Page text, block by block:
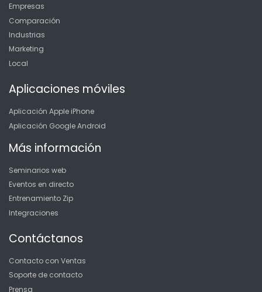
Empresas
Comparación
Industrias
Marketing
Local
Aplicaciones móviles
Aplicación Apple iPhone
Aplicación Google Android
Más información
Seminarios web
Eventos en directo
Entrenamiento Zip
Integraciones
Contáctanos
Contacto con Ventas
Soporte de contacto
Prensa